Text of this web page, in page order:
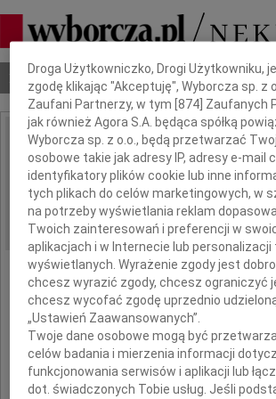
Nekrologi Odeszli Poradnik pogrzebowy
IMIĘ I NAZWISKO:
REGION: Częstochowa
DATA EMISJI: 02.02.2017
Z ogromnym smutkiem
naszego Kolegę
Dbamy o Twoją prywatność
Droga Użytkowniczko, Drogi Użytkowniku,
zgodę klikając "Akceptuję", Wyborcza sp. z
Zaufani Partnerzy, w tym [874 ] Zaufanych
jak również Agora S.A. będąca spółką
Wyborcza sp. z o.o., będą przetwarzać
osobowe takie jak adresy IP, adresy e-mail
identyfikatory plików cookie lub inne
tych plikach do celów marketingowych, w
na potrzeby wyświetlania reklam
Twoich zainteresowań i preferencji w
aplikacjach i w Internecie lub
wyświetlanych. Wyrażenie zgody jest
chcesz wyrazić zgody, chcesz ograniczyć
chcesz wycofać zgodę uprzednio
„Ustawień Zaawansowanych”.
Twoje dane osobowe mogą być
celów badania i mierzenia informacji
funkcjonowania serwisów i aplikacji lub
dot. świadczonych Tobie usług. Jeśli